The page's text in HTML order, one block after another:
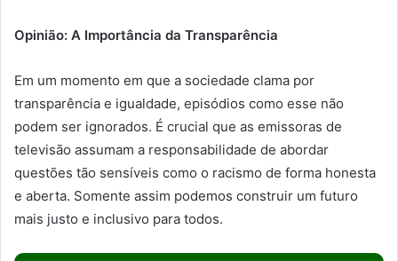
Opinião: A Importância da Transparência
Em um momento em que a sociedade clama por
transparência e igualdade, episódios como esse não
podem ser ignorados. É crucial que as emissoras de
televisão assumam a responsabilidade de abordar
questões tão sensíveis como o racismo de forma honesta
e aberta. Somente assim podemos construir um futuro
mais justo e inclusivo para todos.